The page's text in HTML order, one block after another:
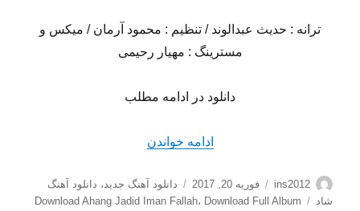
ترانه : حدیث عبدالوند / تنظیم : محمود آرمان / میکس و
مسترینگ : مهیار رحیمی
دانلود در ادامه مطلب
ادامه خواندن
نویسنده
ins2012
ارسال
شده
فوریه 20, 2017 دسته‌ها
دانلود آهنگ جدید، دانلود آهنگ
شاد
برچسب‌ها Download Ahang Jadid Iman Fallah، Download Full Album